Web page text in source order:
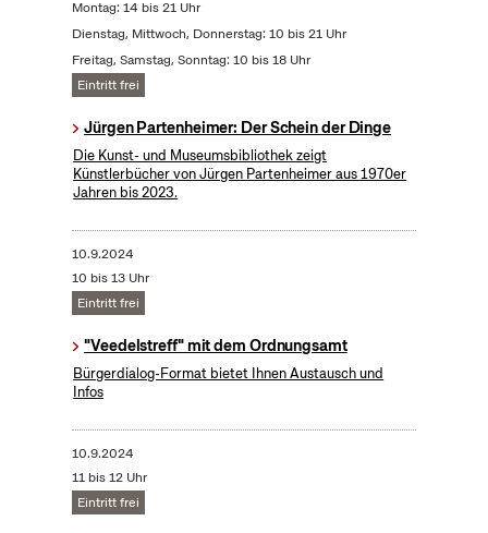
Montag: 14 bis 21 Uhr
Dienstag, Mittwoch, Donnerstag: 10 bis 21 Uhr
Freitag, Samstag, Sonntag: 10 bis 18 Uhr
Eintritt frei
Jürgen Partenheimer: Der Schein der Dinge
Die Kunst- und Museumsbibliothek zeigt
Künstlerbücher von Jürgen Partenheimer aus 1970er
Jahren bis 2023.
10.9.2024
10 bis 13 Uhr
Eintritt frei
"Veedelstreff" mit dem Ordnungsamt
Bürgerdialog-Format bietet Ihnen Austausch und
Infos
10.9.2024
11 bis 12 Uhr
Eintritt frei